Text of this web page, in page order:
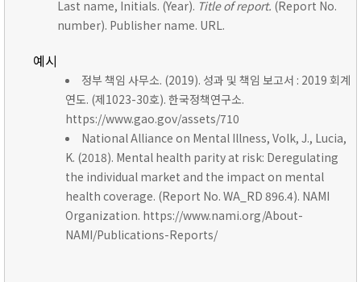
Last name, Initials. (Year). Title of report. (Report No.
number). Publisher name. URL.
예시
정부 책임 사무소. (2019). 성과 및 책임 보고서 : 2019 회계
연도. (제1023-30호). 한국정책연구소.
https://www.gao.gov/assets/710
National Alliance on Mental Illness, Volk, J., Lucia,
K. (2018). Mental health parity at risk: Deregulating
the individual market and the impact on mental
health coverage. (Report No. WA_RD 896.4). NAMI
Organization. https://www.nami.org/About-
NAMI/Publications-Reports/